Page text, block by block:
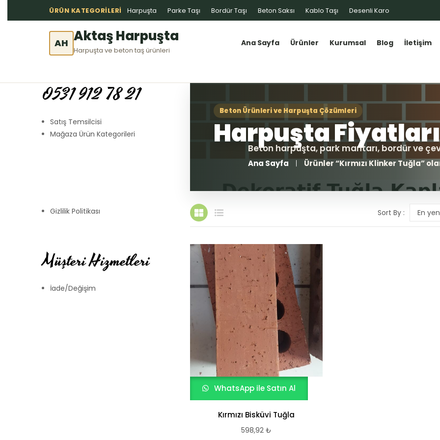
ÜRÜN KATEGORILERI Harpuşta Parke Taşı Bordür Taşı Beton Saksı Kablo Taşı Desenli Karo
AH Aktaş Harpuşta
Harpuşta ve beton taş ürünleri
Ana Sayfa Ürünler Kurumsal Blog İletişim
0531 912 78 21
Satış Temsilcisi
Mağaza Ürün Kategorileri
Gizlilik Politikası
Müşteri Hizmetleri
İade/Değişim
Ana Sayfa Ürünler “Kırmızı Klinker Tuğla”
Sort By : En
WhatsApp ile Satın Al
Kırmızı Bisküvi Tuğla
598,92 ₺